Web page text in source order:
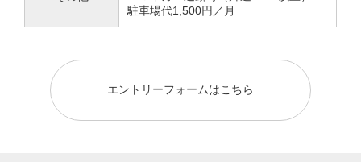
駐車場代1,500円／月
エントリーフォームはこちら